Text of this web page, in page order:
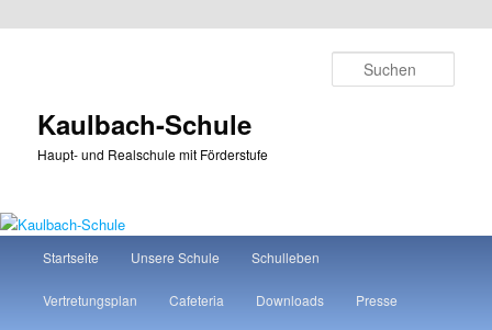
Kaulbach-Schule
Haupt- und Realschule mit Förderstufe
Startseite Unsere Schule Schulleben
Vertretungsplan Cafeteria Downloads Presse